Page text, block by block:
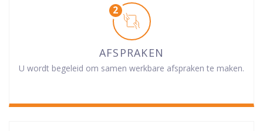
AFSPRAKEN
U wordt begeleid om samen werkbare afspraken te maken.